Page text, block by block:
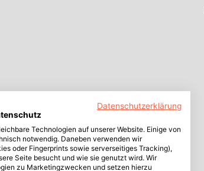
Datenschutzerklärung
Technologien auf unserer Website. Einige von
notwendig. Daneben verwenden wir
oder Fingerprints sowie serverseitiges Tracking),
Seite besucht und wie sie genutzt wird. Wir
zu Marketingzwecken und setzen hierzu